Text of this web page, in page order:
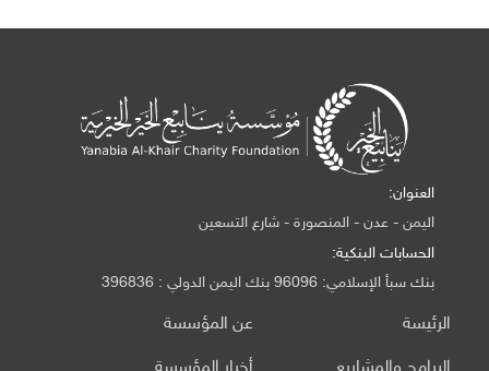
العنوان:
اليمن - عدن - المنصورة - شارع التسعين
الحسابات البنكية:
بنك سبأ الإسلامي: 96096 بنك اليمن الدولي : 396836
الرئيسة عن المؤسسة